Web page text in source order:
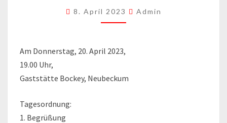
8. April 2023 Admin
Am Donnerstag, 20. April 2023,
19.00 Uhr,
Gaststätte Bockey, Neubeckum
Tagesordnung:
1. Begrüßung